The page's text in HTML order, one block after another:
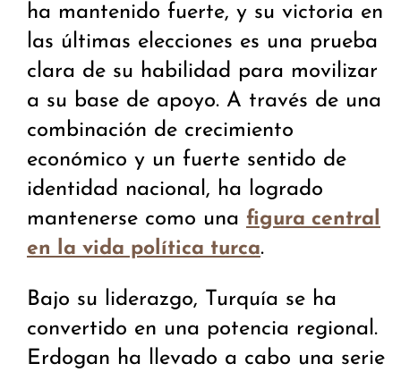
ha mantenido fuerte, y su victoria en
las últimas elecciones es una prueba
clara de su habilidad para movilizar
a su base de apoyo. A través de una
combinación de crecimiento
económico y un fuerte sentido de
identidad nacional, ha logrado
mantenerse como una figura central
en la vida política turca.
Bajo su liderazgo, Turquía se ha
convertido en una potencia regional.
Erdogan ha llevado a cabo una serie